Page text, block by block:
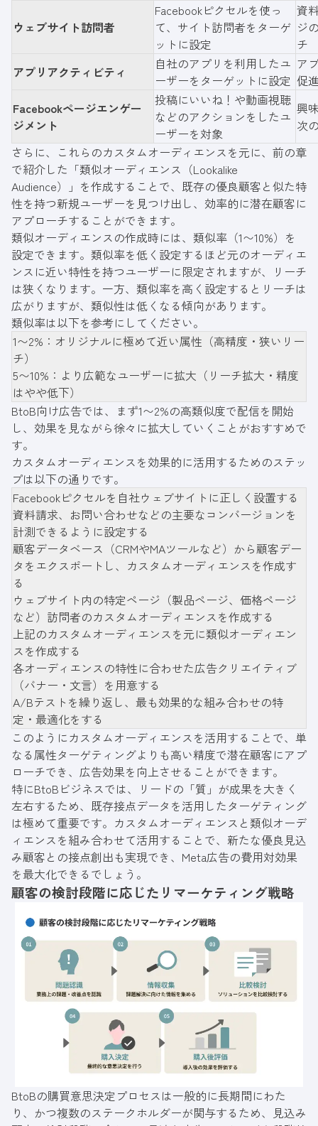
ウェブサイト訪問者
Facebookピクセルを使っ
て、サイト訪問者をターゲ
ットに設定
資
ジ
チ
アプリアクティビティ
自社のアプリを利用したユ
ーザーをターゲットに設定
ア
促
Facebookページエンゲー
ジメント
投稿にいいね！や動画視聴
などのアクションをしたユ
ーザーを対象
興
次
さらに、これらのカスタムオーディエンスを元に、前の章
で紹介した「類似オーディエンス（Lookalike
Audience）」を作成することで、既存の優良顧客と似た特
性を持つ新規ユーザーを見つけ出し、効率的に潜在顧客に
アプローチすることができます。
類似オーディエンスの作成時には、類似率（1〜10%）を
設定できます。類似率を低く設定するほど元のオーディエ
ンスに近い特性を持つユーザーに限定されますが、リーチ
は狭くなります。一方、類似率を高く設定するとリーチは
広がりますが、類似性は低くなる傾向があります。
類似率は以下を参考にしてください。
1〜2%：オリジナルに極めて近い属性（高精度・狭いリー
チ）
5〜10%：より広範なユーザーに拡大（リーチ拡大・精度
はやや低下）
BtoB向け広告では、まず1〜2%の高類似度で配信を開始
し、効果を見ながら徐々に拡大していくことがおすすめで
す。
カスタムオーディエンスを効果的に活用するためのステッ
プは以下の通りです。
Facebookピクセルを自社ウェブサイトに正しく設置する
資料請求、お問い合わせなどの主要なコンバージョンを
計測できるように設定する
顧客データベース（CRMやMAツールなど）から顧客デー
タをエクスポートし、カスタムオーディエンスを作成す
る
ウェブサイト内の特定ページ（製品ページ、価格ページ
など）訪問者のカスタムオーディエンスを作成する
上記のカスタムオーディエンスを元に類似オーディエン
スを作成する
各オーディエンスの特性に合わせた広告クリエイティブ
（バナー・文言）を用意する
A/Bテストを繰り返し、最も効果的な組み合わせの特
定・最適化をする
このようにカスタムオーディエンスを活用することで、単
なる属性ターゲティングよりも高い精度で潜在顧客にアプ
ローチでき、広告効果を向上させることができます。
特にBtoBビジネスでは、リードの「質」が成果を大きく
左右するため、既存接点データを活用したターゲティング
は極めて重要です。カスタムオーディエンスと類似オーデ
ィエンスを組み合わせて活用することで、新たな優良見込
み顧客との接点創出も実現でき、Meta広告の費用対効果
を最大化できるでしょう。
顧客の検討段階に応じたリマーケティング戦略
BtoBの購買意思決定プロセスは一般的に長期間にわた
り、かつ複数のステークホルダーが関与するため、見込み